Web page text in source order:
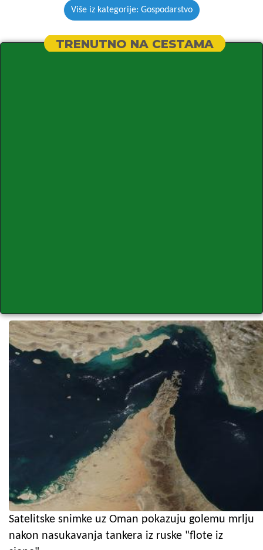
Više iz kategorije: Gospodarstvo
TRENUTNO NA CESTAMA
Satelitske snimke uz Oman pokazuju golemu mrlju
nakon nasukavanja tankera iz ruske "flote iz